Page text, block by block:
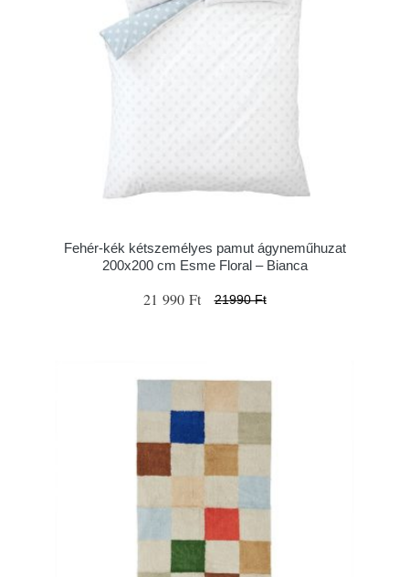
Fehér-kék kétszemélyes pamut ágyneműhuzat
200x200 cm Esme Floral – Bianca
21 990 Ft 21990 Ft